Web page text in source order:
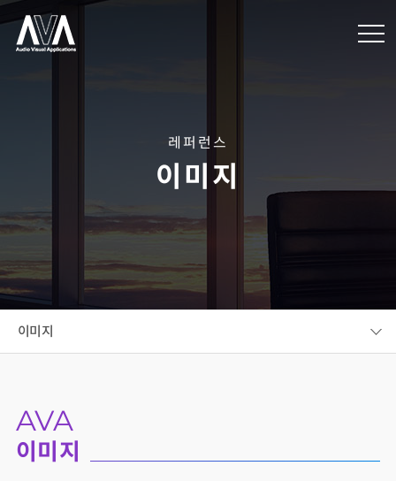
레퍼런스
이미지
이미지
AVA
이미지